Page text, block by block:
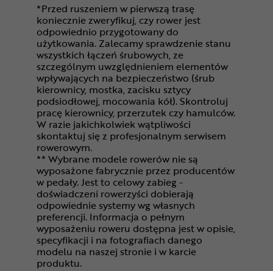
*Przed ruszeniem w pierwszą trasę
koniecznie zweryfikuj, czy rower jest
odpowiednio przygotowany do
użytkowania. Zalecamy sprawdzenie stanu
wszystkich łączeń śrubowych, ze
szczególnym uwzględnieniem elementów
wpływających na bezpieczeństwo (śrub
kierownicy, mostka, zacisku sztycy
podsiodłowej, mocowania kół). Skontroluj
pracę kierownicy, przerzutek czy hamulców.
W razie jakichkolwiek wątpliwości
skontaktuj się z profesjonalnym serwisem
rowerowym.
** Wybrane modele rowerów nie są
wyposażone fabrycznie przez producentów
w pedały. Jest to celowy zabieg -
doświadczeni rowerzyści dobierają
odpowiednie systemy wg własnych
preferencji. Informacja o pełnym
wyposażeniu roweru dostępna jest w opisie,
specyfikacji i na fotografiach danego
modelu na naszej stronie i w karcie
produktu.